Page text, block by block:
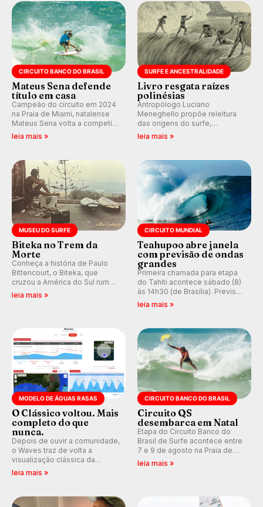
CIRCUITO BANCO DO BRASIL
Mateus Sena defende
título em casa
Campeão do circuito em 2024
na Praia de Miami, natalense
Mateus Sena volta a competir
em casa em busca de manter a
leia mais »
SURFE E ANCESTRALIDADE
Livro resgata raízes
polinésias
Antropólogo Luciano
Meneghello propõe releitura
das origens do surfe,
resgatando a cultura polinésia
prática em esporte e indústria.
leia mais »
MUSEU DO SURFE
Biteka no Trem da
Morte
Conheça a história de Paulo
Bittencourt, o Biteka, que
cruzou a América do Sul rumo
ao Pacífico em uma jornada
leia mais »
CIRCUITO MUNDIAL
Teahupoo abre janela
com previsão de ondas
grandes
Primeira chamada para etapa
do Tahiti acontece sábado (8)
às 14h30 (de Brasília). Previsão
indica swell consistente.
Kelly Slater convidado.
leia mais »
MODELO DE ÁGUAS RASAS
O Clássico voltou. Mais
completo do que
nunca.
Depois de ouvir a comunidade,
o Waves traz de volta a
visualização clássica da
previsão de águas rasas,
ondas para até 16 dias.
leia mais »
CIRCUITO BANCO DO BRASIL
Circuito QS
desembarca em Natal
Etapa do Circuito Banco do
Brasil de Surfe acontece entre
7 e 9 de agosto na Praia de
Miami (RN), em disputas
leia mais »